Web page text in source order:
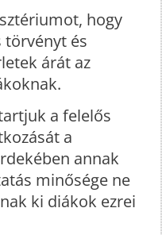
hogy
törvényt és
árát az
a felelős
a
annak
minősége ne
ki diákok ezrei